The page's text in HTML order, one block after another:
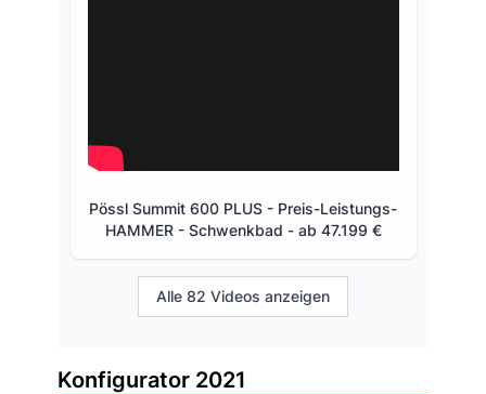
Pössl Summit 600 PLUS - Preis-Leistungs-
HAMMER - Schwenkbad - ab 47.199 €
Alle 82 Videos anzeigen
Konfigurator 2021